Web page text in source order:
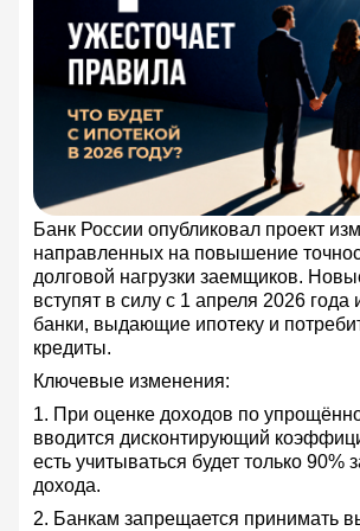
Банк России опубликовал проект
направленных на повышение
долговой нагрузки заемщиков.
вступят в силу с 1 апреля 2026 года
банки, выдающие ипотеку и
кредиты.
Ключевые изменения:
1. При оценке доходов по
вводится дисконтирующий
есть учитываться будет только 90%
дохода.
2. Банкам запрещается принимать